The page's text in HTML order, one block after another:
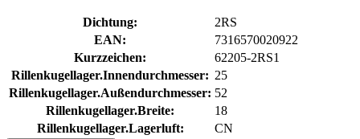
Dichtung:
2RS
EAN:
7316570020922
Kurzzeichen:
62205-2RS1
Rillenkugellager.Innendurchmesser: 25
Rillenkugellager.Außendurchmesser: 52
Rillenkugellager.Breite:
18
Rillenkugellager.Lagerluft:
CN